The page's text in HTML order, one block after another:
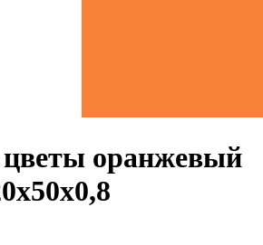
цветы оранжевый